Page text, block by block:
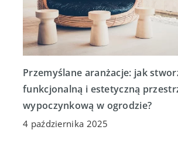
Przemyślane aranżacje: jak
funkcjonalną i estetyczną
wypoczynkową w ogrodzie?
4 października 2025